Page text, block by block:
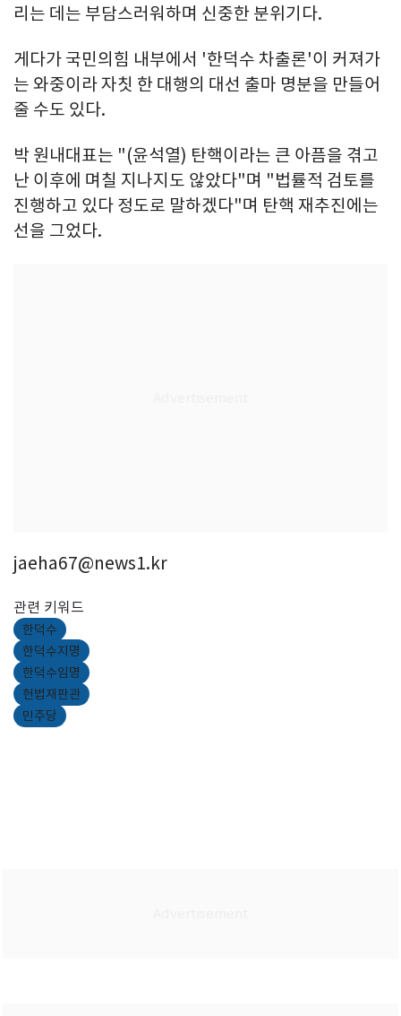
리는 데는 부담스러워하며 신중한 분위기다.
게다가 국민의힘 내부에서 '한덕수 차출론'이 커져가
는 와중이라 자칫 한 대행의 대선 출마 명분을 만들어
줄 수도 있다.
박 원내대표는 "(윤석열) 탄핵이라는 큰 아픔을 겪고
난 이후에 며칠 지나지도 않았다"며 "법률적 검토를
진행하고 있다 정도로 말하겠다"며 탄핵 재추진에는
선을 그었다.
jaeha67@news1.kr
관련 키워드
한덕수
한덕수지명
한덕수임명
헌법재판관
민주당